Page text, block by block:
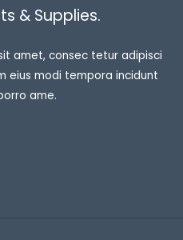
& Supplies.
amet, consec tetur adipisci
eius modi tempora incidunt
ame.